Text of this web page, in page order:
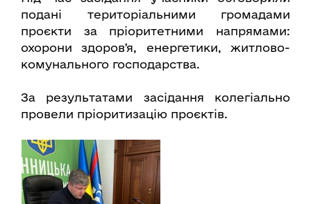
подані територіальними громадами
проєкти за пріоритетними напрямами:
охорони здоровʼя, енергетики, житлово-
комунального господарства.
За результатами засідання колегіально
провели пріоритизацію проєктів.